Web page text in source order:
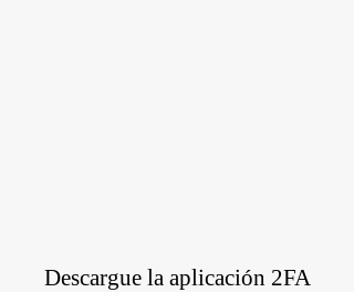
Descargue la aplicación 2FA